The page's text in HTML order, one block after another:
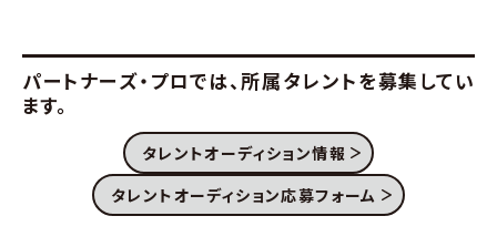
パートナーズ・プロでは、 所属タレントを募集してい
ます。
タレントオーディション情報
タレントオーディション応募フォーム